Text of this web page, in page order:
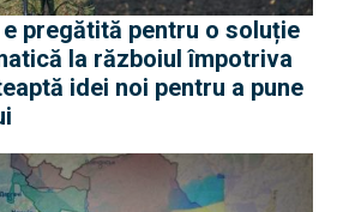
pregătită pentru o soluție
la războiul împotriva
idei noi pentru a pune